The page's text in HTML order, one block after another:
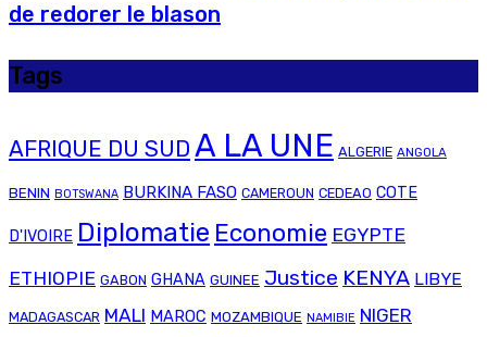
de redorer le blason
Tags
AFRIQUE DU SUD A LA UNE ALGERIE ANGOLA
BENIN BOTSWANA BURKINA FASO CAMEROUN CEDEAO COTE
D'IVOIRE Diplomatie Economie EGYPTE
ETHIOPIE GABON GHANA GUINEE Justice KENYA LIBYE
MADAGASCAR MALI MAROC MOZAMBIQUE NAMIBIE NIGER